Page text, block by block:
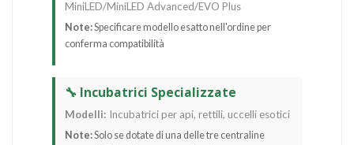
MiniLED/MiniLED Advanced/EVO Plus
Note:Specificare modello esatto nell'ordine per
conferma compatibilità
🔧 Incubatrici Specializzate
Modelli: Incubatrici per api, rettili, uccelli esotici
Note:Solo se dotate di una delle tre centraline